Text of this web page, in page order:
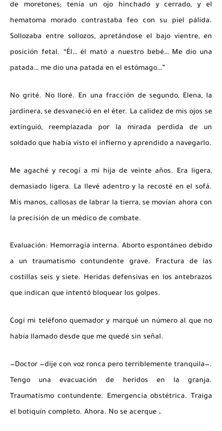
de moretones; tenía un ojo hinchado y cerrado, y el
hematoma morado contrastaba feo con su piel pálida.
Sollozaba entre sollozos, apretándose el bajo vientre, en
posición fetal. “Él… él mató a nuestro bebé… Me dio una
patada… me dio una patada en el estómago…”
No grité. No lloré. En una fracción de segundo, Elena, la
jardinera, se desvaneció en el éter. La calidez de mis ojos se
extinguió, reemplazada por la mirada perdida de un
soldado que había visto el infierno y aprendido a navegarlo.
Me agaché y recogí a mi hija de veinte años. Era ligera,
demasiado ligera. La llevé adentro y la recosté en el sofá.
Mis manos, callosas de labrar la tierra, se movían ahora con
la precisión de un médico de combate.
Evaluación: Hemorragia interna. Aborto espontáneo debido
a un traumatismo contundente grave. Fractura de las
costillas seis y siete. Heridas defensivas en los antebrazos
que indican que intentó bloquear los golpes.
Cogí mi teléfono quemador y marqué un número al que no
había llamado desde que me quedé sin señal.
—Doctor —dije con voz ronca pero terriblemente tranquila—.
Tengo una evacuación de heridos en la granja.
Traumatismo contundente. Emergencia obstétrica. Traiga
el botiquín completo. Ahora. No se acerque .